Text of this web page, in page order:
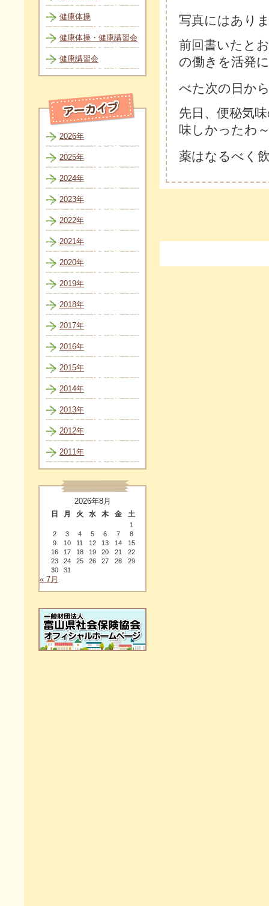
写真にはあり
前回書いたと
の働きを活発
べた次の日か
先日、便秘気
味しかったわ
薬はなるべく
健康体操
健康体操・健康講習会
健康講習会
2026年
2025年
2024年
2023年
2022年
2021年
2020年
2019年
2018年
2017年
2016年
2015年
2014年
2013年
2012年
2011年
2026年8月
日 月 火 水 木 金 土
1
2
3 4 5 6 7
8
9
10 11 12 13 14
15
16
17 18 19 20 21
22
23
24 25 26 27 28
29
30
31
« 7月